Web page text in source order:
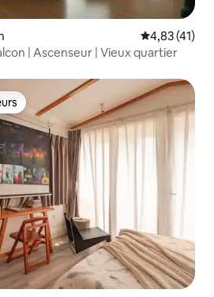
Évaluation
4,83 (41)
| Ascenseur | Vieux quartier